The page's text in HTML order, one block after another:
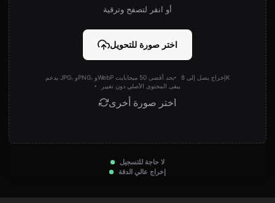
أو انقر لتصفح وترقية
اختر صورة للتحويل
يدعم JPG، وPNG، وWebP بحد أقصى 50 ميجابايت
إخراج يصل إلى 8K
يبقى المحتوى الأصلي دون تغيير
اختر صورة أخرى
لا حاجة للتسجيل
إخراج عالي الدقة